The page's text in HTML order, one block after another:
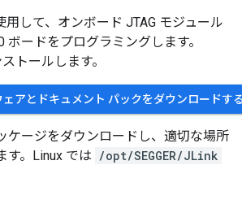
用して、オンボード JTAG モジュール
ボードをプログラミングします。
トールします。
アとドキュメント パックをダウンロードす
ケージをダウンロードし、適切な場所
す。Linux では /opt/SEGGER/JLink